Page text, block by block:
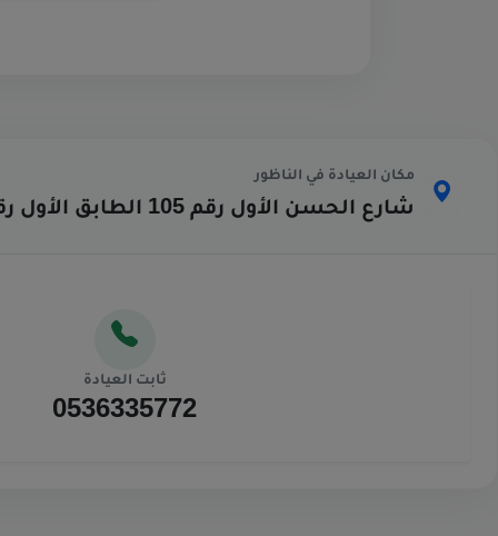
مكان العيادة في الناظور
شارع الحسن الأول رقم 105 الطابق الأول رقم 1 قرب صيدلية الريف
ثابت العيادة
0536335772